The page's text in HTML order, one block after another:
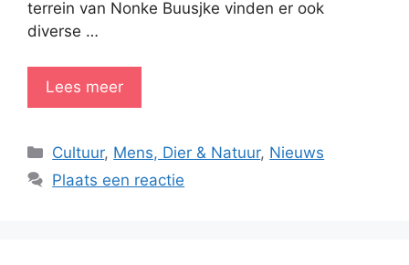
terrein van Nonke Buusjke vinden er ook
diverse …
Lees meer
Categorieën
Cultuur, Mens, Dier & Natuur, Nieuws
Plaats een reactie